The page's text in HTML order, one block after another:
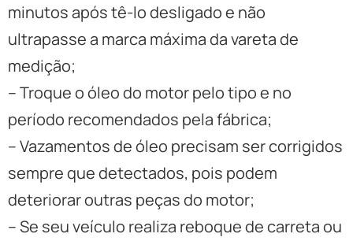
minutos após tê-lo desligado e não
ultrapasse a marca máxima da vareta de
medição;
– Troque o óleo do motor pelo tipo e no
período recomendados pela fábrica;
– Vazamentos de óleo precisam ser corrigidos
sempre que detectados, pois podem
deteriorar outras peças do motor;
– Se seu veículo realiza reboque de carreta ou